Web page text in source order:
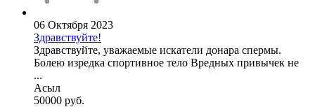
06 Октября 2023
Здравствуйте!
Здравствуйте, уважаемые искатели донара спермы.
Болею изредка спортивное тело Вредных привычек не
...
Асыл
50000 руб.